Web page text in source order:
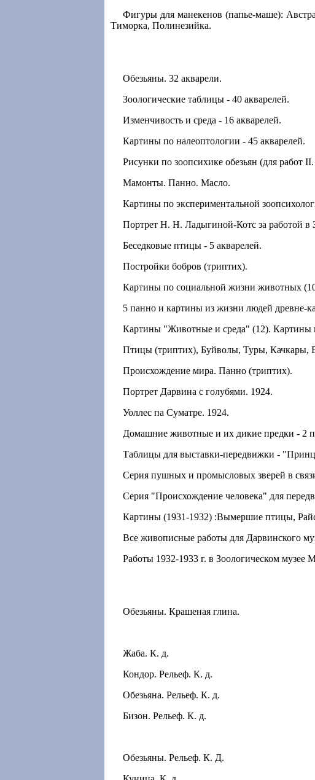
Фигуры для манекенов (папье-маше):
Тиморка, Полинезийка.
Обезьяны. 32 акварели.
Зоологические таблицы - 40 акварелей.
Изменчивость и среда - 16 акварелей.
Картины по налеоптологии - 45 акварелей.
Рисунки по зоопсихике обезьян (для работ
Мамонты. Панно. Масло.
Картины по экспериментальной
Портрет Н. Н. Ладыгиной-Котс за работой в
Беседковые птицы - 5 акварелей.
Постройки бобров (триптих).
Картины по социальной жизни животных
5 панно и картины из жизни людей древне-
Картины "Животные и среда" (12). Картины
Птицы (триптих), Буйволы, Туры, Качкары,
Происхождение мира. Панно (триптих).
Портрет Дарвина с голубями. 1924.
Уоллес па Суматре. 1924.
Домашние животные и их дикие предки - 2
Таблицы для выставки-передвижки -
Серия пушных и промысловых зверей в
Серия "Происхождение человека" для
Картины (1931-1932) :Вымершие птицы,
Все живописные работы для Дарвинского
Работы 1932-1933 г. в Зоологическом музее
Обезьяны. Крашеная глина.
Жаба. К. д.
Кондор. Рельеф. К. д.
Обезьяна. Рельеф. К. д.
Бизон. Рельеф. К. д.
Обезьяны. Рельеф. К. Д.